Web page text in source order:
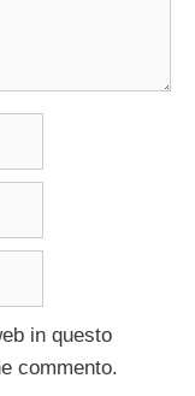
in questo
commento.